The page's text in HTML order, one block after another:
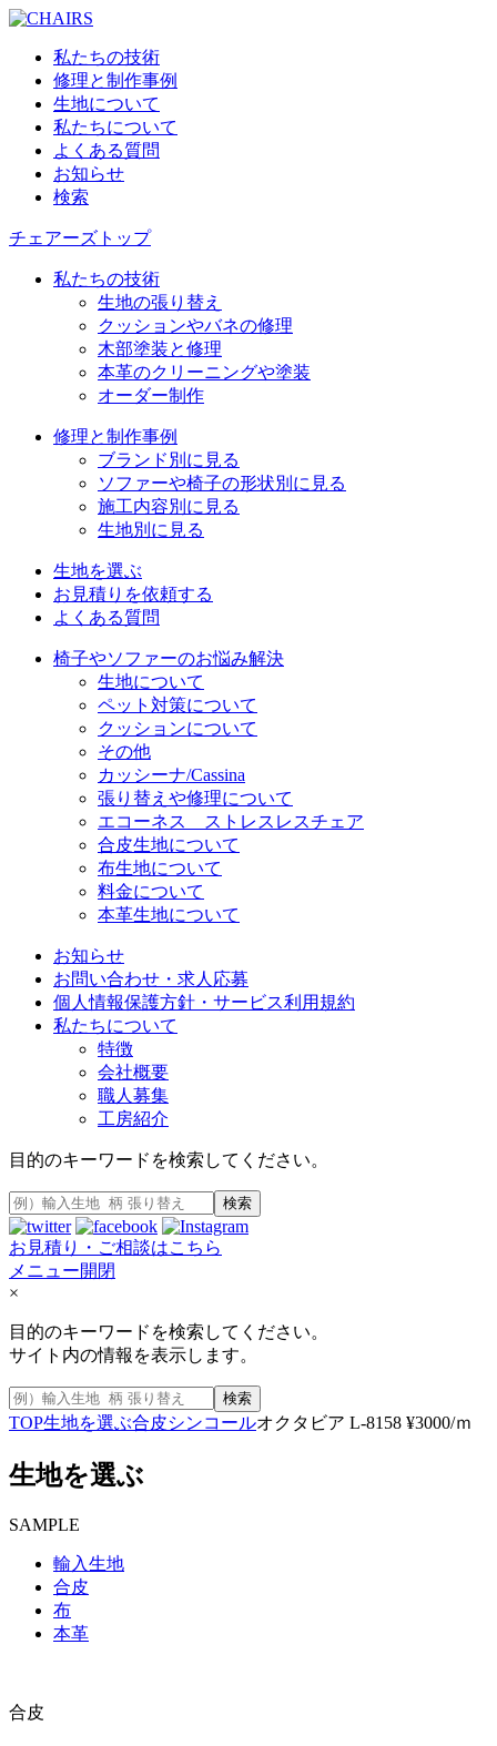
私たちの技術
修理と制作事例
生地について
私たちについて
よくある質問
お知らせ
検索
チェアーズトップ
私たちの技術
生地の張り替え
クッションやバネの修理
木部塗装と修理
本革のクリーニングや塗装
オーダー制作
修理と制作事例
ブランド別に見る
ソファーや椅子の形状別に見る
施工内容別に見る
生地別に見る
生地を選ぶ
お見積りを依頼する
よくある質問
椅子やソファーのお悩み解決
生地について
ペット対策について
クッションについて
その他
カッシーナ/Cassina
張り替えや修理について
エコーネス ストレスレスチェア
合皮生地について
布生地について
料金について
本革生地について
お知らせ
お問い合わせ・求人応募
個人情報保護方針・サービス利用規約
私たちについて
特徴
会社概要
職人募集
工房紹介
目的のキーワードを検索してください。
検索
お見積り・ご相談はこちら
メニュー開閉
×
目的のキーワードを検索してください。
サイト内の情報を表示します。
検索
TOP生地を選ぶ合皮シンコールオクタビア L-8158 ¥3000/ｍ
生地を選ぶ
SAMPLE
輸入生地
合皮
布
本革
合皮